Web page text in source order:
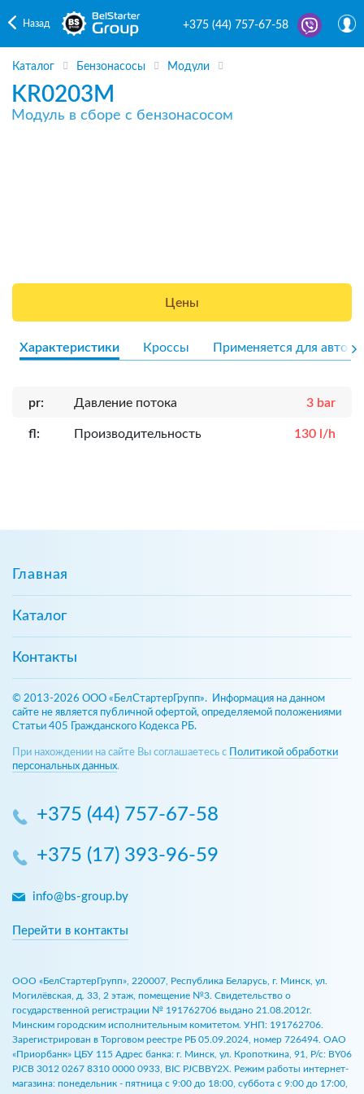
Назад +375 (44) 757-67-58
Каталог Бензонасосы Модули
KR0203M
Модуль в сборе с бензонасосом
Цены
Характеристики Кроссы Применяется для авто
pr: Давление потока 3 bar
fl: Производительность 130 l/h
Главная
Каталог
Контакты
© 2013-2026 ООО «БелСтартерГрупп». Информация на данном
сайте не является публичной офертой, определяемой положениями
Статьи 405 Гражданского Кодекса РБ.
При нахождении на сайте Вы соглашаетесь с
Политикой обработки
персональных данных.
+375 (44) 757-67-58
+375 (17) 393-96-59
info@bs-group.by
Перейти в контакты
ООО «БелСтартерГрупп», 220007, Республика Беларусь, г. Минск, ул.
Могилёвская, д. 33, 2 этаж, помещение №3. Свидетельство о
государственной регистрации № 191762706 выдано 21.08.2012г.
Минским городским исполнительным комитетом. УНП: 191762706.
Зарегистрирован в Торговом реестре РБ 05.09.2024, номер 726494. ОАО
«Приорбанк» ЦБУ 115 Адрес банка: г. Минск, ул. Кропоткина, 91, Р/с: BY06
PJCB 3012 0267 8310 0000 0933, BIC PJCBBY2X. Режим работы интернет-
магазина: понедельник - пятница с 9:00 до 18:00, суббота с 9:00 до 17:00,